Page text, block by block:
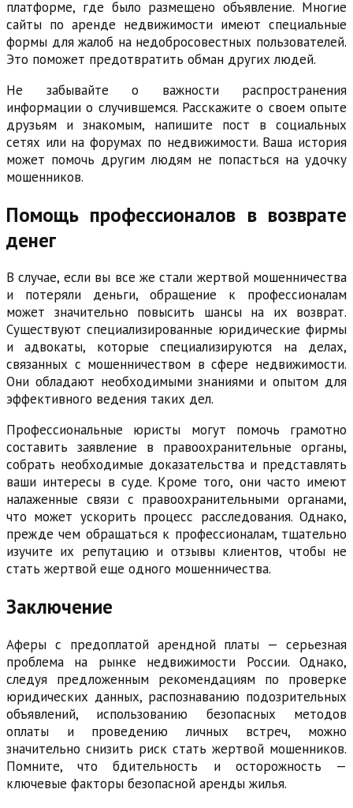
платформе, где было размещено объявление. Многие
сайты по аренде недвижимости имеют специальные
формы для жалоб на недобросовестных пользователей.
Это поможет предотвратить обман других людей.
Не забывайте о важности распространения
информации о случившемся. Расскажите о своем опыте
друзьям и знакомым, напишите пост в социальных
сетях или на форумах по недвижимости. Ваша история
может помочь другим людям не попасться на удочку
мошенников.
Помощь профессионалов в возврате
денег
В случае, если вы все же стали жертвой мошенничества
и потеряли деньги, обращение к профессионалам
может значительно повысить шансы на их возврат.
Существуют специализированные юридические фирмы
и адвокаты, которые специализируются на делах,
связанных с мошенничеством в сфере недвижимости.
Они обладают необходимыми знаниями и опытом для
эффективного ведения таких дел.
Профессиональные юристы могут помочь грамотно
составить заявление в правоохранительные органы,
собрать необходимые доказательства и представлять
ваши интересы в суде. Кроме того, они часто имеют
налаженные связи с правоохранительными органами,
что может ускорить процесс расследования. Однако,
прежде чем обращаться к профессионалам, тщательно
изучите их репутацию и отзывы клиентов, чтобы не
стать жертвой еще одного мошенничества.
Заключение
Аферы с предоплатой арендной платы — серьезная
проблема на рынке недвижимости России. Однако,
следуя предложенным рекомендациям по проверке
юридических данных, распознаванию подозрительных
объявлений, использованию безопасных методов
оплаты и проведению личных встреч, можно
значительно снизить риск стать жертвой мошенников.
Помните, что бдительность и осторожность —
ключевые факторы безопасной аренды жилья.